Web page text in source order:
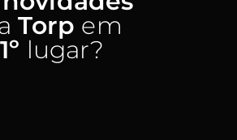
Torp em
1º lugar?